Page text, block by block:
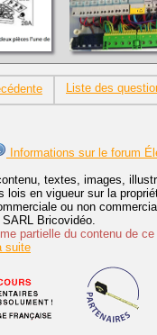
Liste des
Informations sur le forum
textes, images,
en vigueur sur la
ou non
Bricovidéo.
partielle du contenu de
suite